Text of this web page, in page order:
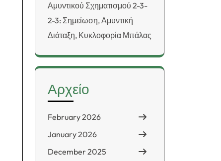
Αμυντικού Σχηματισμού 2-3-
2-3: Σημείωση, Αμυντική
Διάταξη, Κυκλοφορία Μπάλας
Αρχείο
February 2026
January 2026
December 2025